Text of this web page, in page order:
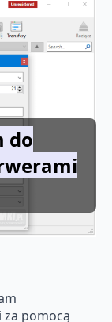
do
za pomocą